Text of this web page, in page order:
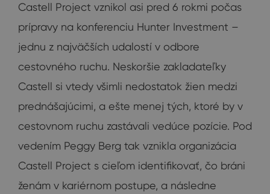
Castell Project vznikol asi pred 6 rokmi počas
prípravy na konferenciu Hunter Investment – ​​
jednu z najväčších udalostí v odbore
cestovného ruchu. Neskoršie zakladateľky
Castell si vtedy všimli nedostatok žien medzi
prednášajúcimi, a ešte menej tých, ktoré by v
cestovnom ruchu zastávali vedúce pozície. Pod
vedením Peggy Berg tak vznikla organizácia
Castell Project s cieľom identifikovať, čo bráni
ženám v kariérnom postupe, a následne